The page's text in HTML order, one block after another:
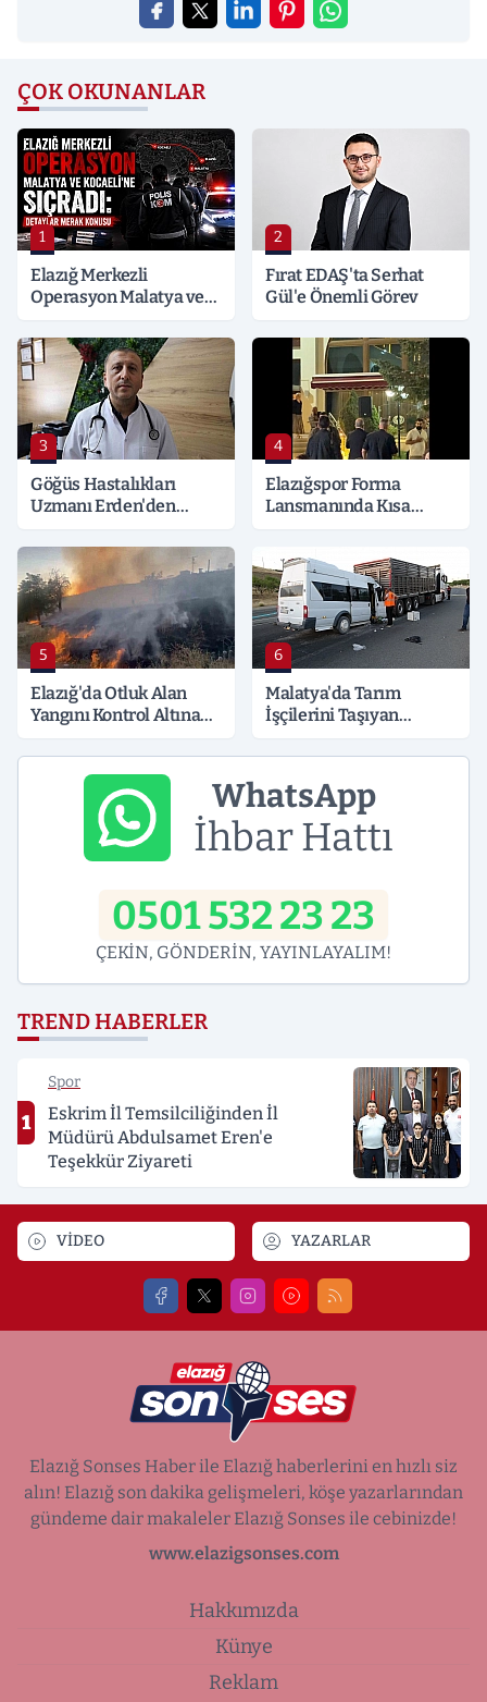
ÇOK OKUNANLAR
1
Elazığ Merkezli
Operasyon Malatya ve
Detaylar Merak Konusu
2
Fırat EDAŞ'ta Serhat
Gül'e Önemli Görev
3
Göğüs Hastalıkları
Uzmanı Erden'den
4
Elazığspor Forma
Lansmanında Kısa
5
Elazığ'da Otluk Alan
Yangını Kontrol Altına
6
Malatya'da Tarım
İşçilerini Taşıyan
Yaralı
WhatsApp
İhbar Hattı
0501 532 23 23
ÇEKİN, GÖNDERİN, YAYINLAYALIM!
TREND HABERLER
1
Spor
Eskrim İl Temsilciliğinden İl
Müdürü Abdulsamet Eren'e
Teşekkür Ziyareti
VİDEO YAZARLAR
Elazığ Sonses Haber ile Elazığ haberlerini en hızlı siz
alın! Elazığ son dakika gelişmeleri, köşe yazarlarından
gündeme dair makaleler Elazığ Sonses ile cebinizde!
www.elazigsonses.com
Hakkımızda
Künye
Reklam